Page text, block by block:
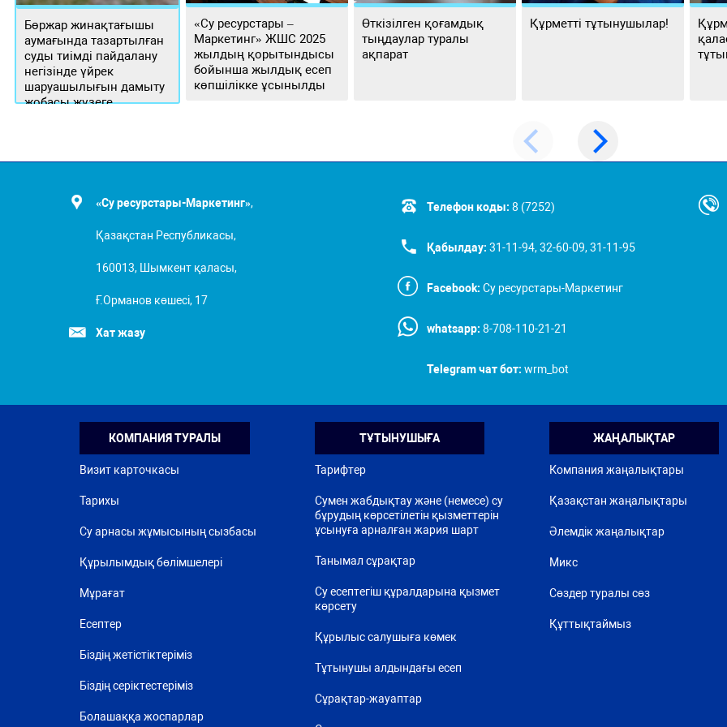
Бөржар жинақтағышы
аумағында тазартылған
суды тиімді пайдалану
негізінде үйрек
шаруашылығын дамыту
жобасы жүзеге
«Су ресурстары –
Маркетинг» ЖШС 2025
жылдың қорытындысы
бойынша жылдық есеп
көпшілікке ұсынылды
Өткізілген қоғамдық
тыңдаулар туралы
ақпарат
Құрметті тұтынушылар!
«Су ресурстары-Маркетинг»,
Қазақстан Республикасы,
160013, Шымкент қаласы,
Ғ.Орманов көшесі, 17
Хат жазу
Телефон коды: 8 (7252)
Қабылдау: 31-11-94, 32-60-09, 31-11-95
Facebook: Су ресурстары-Маркетинг
whatsapp: 8-708-110-21-21
Telegram чат бот: wrm_bot
КОМПАНИЯ ТУРАЛЫ
Визит карточкасы
Тарихы
Су арнасы жұмысының сызбасы
Құрылымдық бөлімшелері
Мұрағат
Есептер
Біздің жетістіктеріміз
Біздің серіктестеріміз
Болашаққа жоспарлар
ТҰТЫНУШЫҒА
Тарифтер
Сумен жабдықтау және (немесе) су
бұрудың көрсетілетін қызметтерін
ұсынуға арналған жария шарт
Танымал сұрақтар
Су есептегіш құралдарына қызмет
көрсету
Құрылыс салушыға көмек
Тұтынушы алдындағы есеп
Сұрақтар-жауаптар
ЖАҢАЛЫҚТАР
Компания жаңалықтары
Қазақстан жаңалықтары
Әлемдік жаңалықтар
Микс
Сөздер туралы сөз
Құттықтаймыз